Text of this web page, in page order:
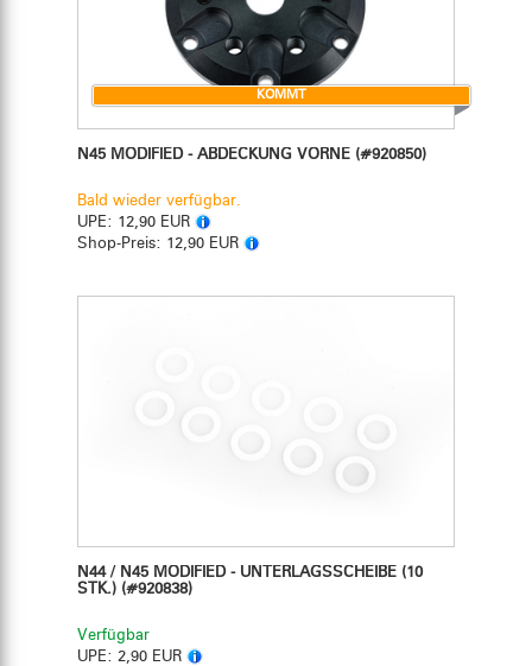
KOMMT
N45 MODIFIED - ABDECKUNG VORNE (#920850)
Bald wieder verfügbar.
UPE: 12,90 EUR
Shop-Preis: 12,90 EUR
N44 / N45 MODIFIED - UNTERLAGSSCHEIBE (10
STK.) (#920838)
Verfügbar
UPE: 2,90 EUR